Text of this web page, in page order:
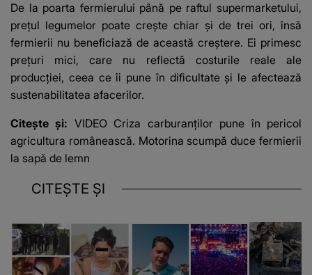
De la poarta fermierului până pe raftul supermarketului,
prețul legumelor poate crește chiar și de trei ori, însă
fermierii nu beneficiază de această creștere. Ei primesc
prețuri mici, care nu reflectă costurile reale ale
producției, ceea ce îi pune în dificultate și le afectează
sustenabilitatea afacerilor.
Citește și: VIDEO Criza carburanților pune în pericol
agricultura românească. Motorina scumpă duce fermierii
la sapă de lemn
CITEȘTE ȘI